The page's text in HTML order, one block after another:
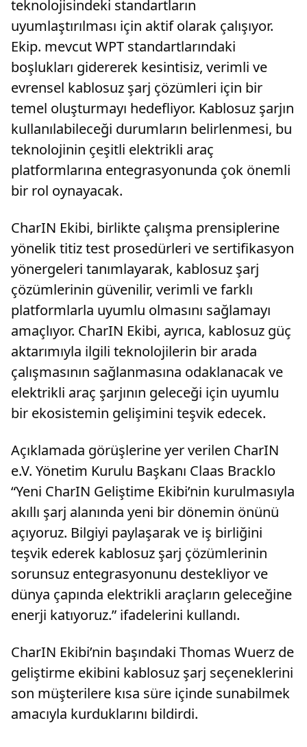
teknolojisindeki standartların
uyumlaştırılması için aktif olarak çalışıyor.
Ekip. mevcut WPT standartlarındaki
boşlukları gidererek kesintisiz, verimli ve
evrensel kablosuz şarj çözümleri için bir
temel oluşturmayı hedefliyor. Kablosuz şarjın
kullanılabileceği durumların belirlenmesi, bu
teknolojinin çeşitli elektrikli araç
platformlarına entegrasyonunda çok önemli
bir rol oynayacak.
CharIN Ekibi, birlikte çalışma prensiplerine
yönelik titiz test prosedürleri ve sertifikasyon
yönergeleri tanımlayarak, kablosuz şarj
çözümlerinin güvenilir, verimli ve farklı
platformlarla uyumlu olmasını sağlamayı
amaçlıyor. CharIN Ekibi, ayrıca, kablosuz güç
aktarımıyla ilgili teknolojilerin bir arada
çalışmasının sağlanmasına odaklanacak ve
elektrikli araç şarjının geleceği için uyumlu
bir ekosistemin gelişimini teşvik edecek.
Açıklamada görüşlerine yer verilen CharIN
e.V. Yönetim Kurulu Başkanı Claas Bracklo
“Yeni CharIN Geliştime Ekibi’nin kurulmasıyla
akıllı şarj alanında yeni bir dönemin önünü
açıyoruz. Bilgiyi paylaşarak ve iş birliğini
teşvik ederek kablosuz şarj çözümlerinin
sorunsuz entegrasyonunu destekliyor ve
dünya çapında elektrikli araçların geleceğine
enerji katıyoruz.” ifadelerini kullandı.
CharIN Ekibi’nin başındaki Thomas Wuerz de
geliştirme ekibini kablosuz şarj seçeneklerini
son müşterilere kısa süre içinde sunabilmek
amacıyla kurduklarını bildirdi.